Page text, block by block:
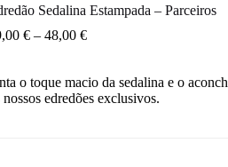
Sedalina Estampada – Parceiros
€ – 48,00 €
o toque macio da sedalina e o
nossos edredões exclusivos.